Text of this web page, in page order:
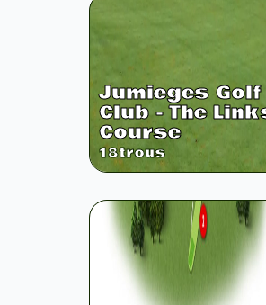
Jumieges Golf
Club - The
Course
18trous